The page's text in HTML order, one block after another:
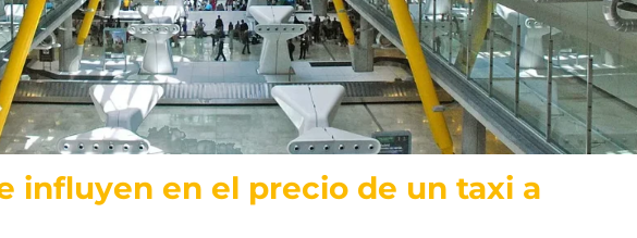
influyen en el precio de un taxi a